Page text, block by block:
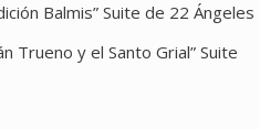
Balmis” Suite de 22 Ángeles
Trueno y el Santo Grial” Suite